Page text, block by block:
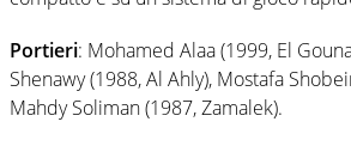
Portieri: Mohamed Alaa (1999, El
Shenawy (1988, Al Ahly), Mostafa
Mahdy Soliman (1987, Zamalek).